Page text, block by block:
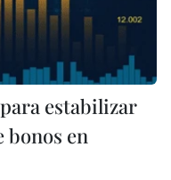
estabilizar
bonos en